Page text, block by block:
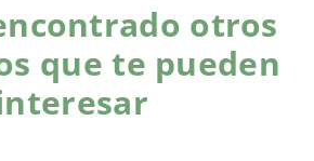
otros
que te pueden